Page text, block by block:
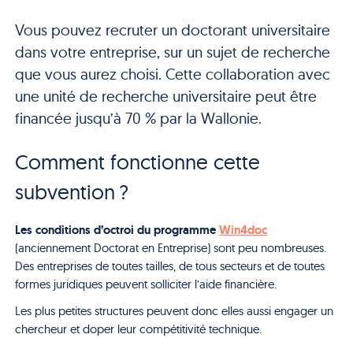
Vous pouvez recruter un doctorant universitaire
dans votre entreprise, sur un sujet de recherche
que vous aurez choisi. Cette collaboration avec
une unité de recherche universitaire peut être
financée jusqu’à 70 % par la Wallonie.
Comment fonctionne cette
subvention ?
Les conditions d’octroi du programmeWin4doc
(anciennement Doctorat en Entreprise) sont peu nombreuses.
Des entreprises de toutes tailles, de tous secteurs et de toutes
formes juridiques peuvent solliciter l’aide financière.
Les plus petites structures peuvent donc elles aussi engager un
chercheur et doper leur compétitivité technique.